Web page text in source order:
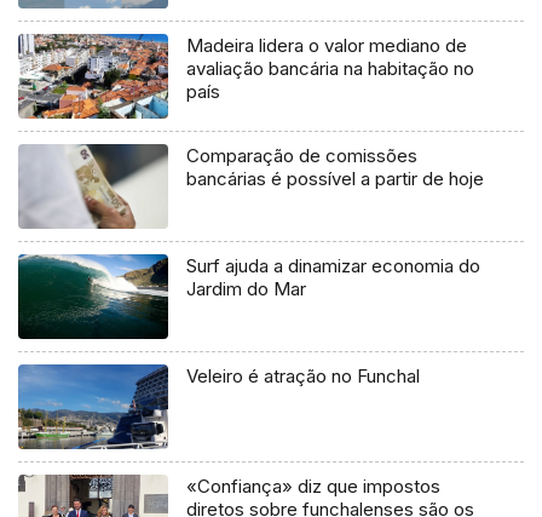
Madeira lidera o valor mediano de
avaliação bancária na habitação no
país
Comparação de comissões
bancárias é possível a partir de hoje
Surf ajuda a dinamizar economia do
Jardim do Mar
Veleiro é atração no Funchal
«Confiança» diz que impostos
diretos sobre funchalenses são os